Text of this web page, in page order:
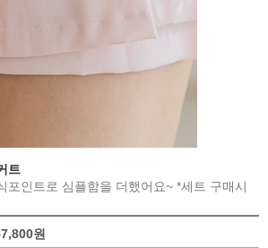
트
포인트로 심플함을 더했어요~ *세트 구매시
원